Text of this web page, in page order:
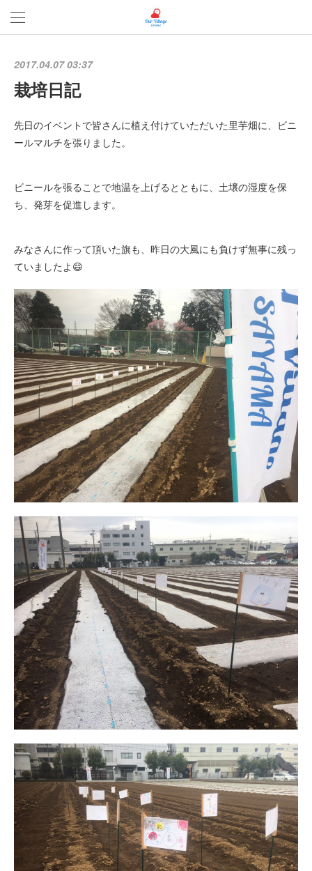
2017.04.07 03:37
栽培日記
先日のイベントで皆さんに植え付けていただいた里芋畑に、ビニ
ールマルチを張りました。
ビニールを張ることで地温を上げるとともに、土壌の湿度を保
ち、発芽を促進します。
みなさんに作って頂いた旗も、昨日の大風にも負けず無事に残っ
ていましたよ😄